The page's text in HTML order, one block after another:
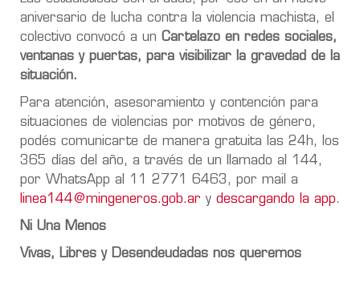
aniversario de lucha contra la violencia machista, el
colectivo convocó a un Cartelazo en redes sociales,
ventanas y puertas, para visibilizar la gravedad de la
situación.
Para atención, asesoramiento y contención para
situaciones de violencias por motivos de género,
podés comunicarte de manera gratuita las 24h, los
365 días del año, a través de un llamado al 144,
por WhatsApp al 11 2771 6463, por mail a
linea144@mingeneros.gob.ar y descargando la app.
Ni Una Menos
Vivas, Libres y Desendeudadas nos queremos